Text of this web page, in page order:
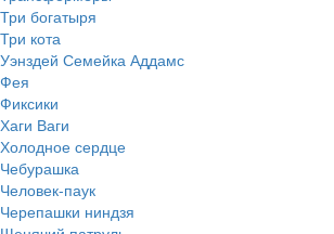
Три богатыря
Три кота
Уэнздей Семейка Аддамс
Фея
Фиксики
Хаги Ваги
Холодное сердце
Чебурашка
Человек-паук
Черепашки ниндзя